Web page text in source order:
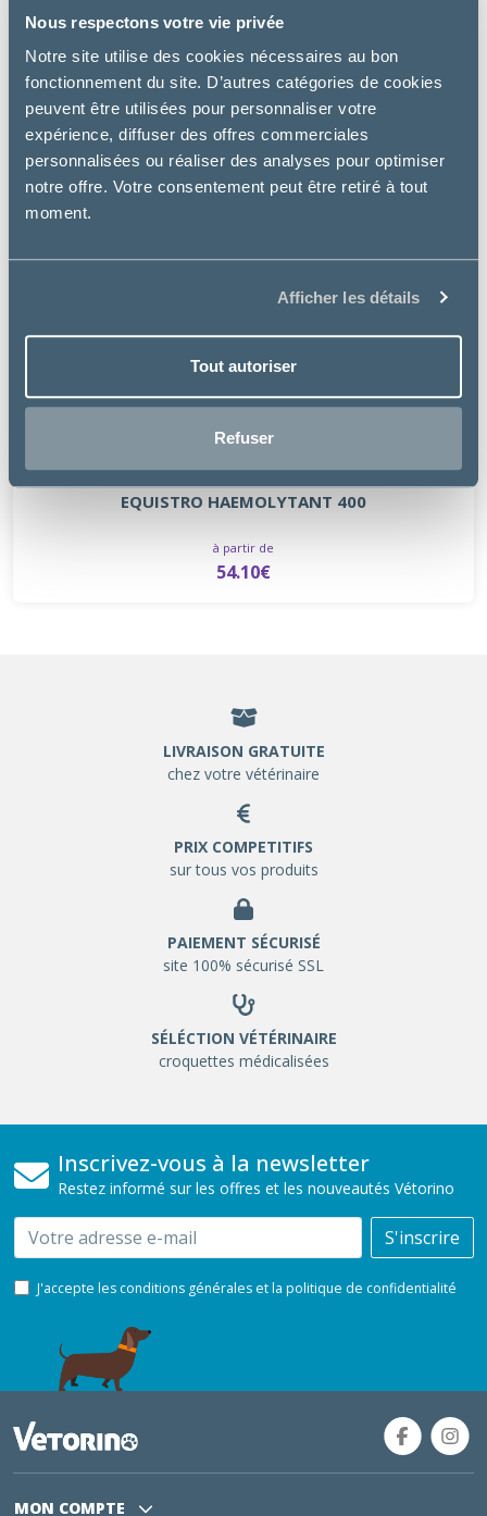
Nous respectons votre vie privée
Notre site utilise des cookies nécessaires au bon
fonctionnement du site. D’autres catégories de cookies
peuvent être utilisées pour personnaliser votre
expérience, diffuser des offres commerciales
personnalisées ou réaliser des analyses pour optimiser
notre offre. Votre consentement peut être retiré à tout
moment.
Afficher les détails
Tout autoriser
Refuser
EQUISTRO HAEMOLYTANT 400
à partir de
54.10€
LIVRAISON GRATUITE
chez votre vétérinaire
PRIX COMPETITIFS
sur tous vos produits
PAIEMENT SÉCURISÉ
site 100% sécurisé SSL
SÉLÉCTION VÉTÉRINAIRE
croquettes médicalisées
Inscrivez-vous à la newsletter
Restez informé sur les offres et les nouveautés Vétorino
Email S'inscrire
J'accepte les conditions générales et la politique de confidentialité
MON COMPTE